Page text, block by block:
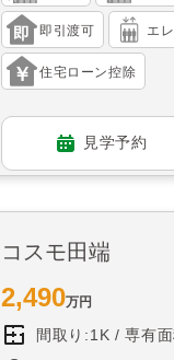
即引渡可 エ
住宅ローン控除
見学予約
コスモ田端
2,490万円
間取り:1K 専有